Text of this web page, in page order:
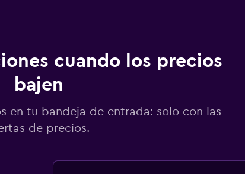
cuando los precios
bajen
en tu bandeja de entrada: solo con las
de precios.